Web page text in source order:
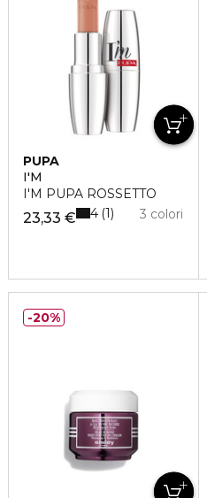
PUPA
I'M
I'M PUPA ROSSETTO
23,33 € 3 colori
4 1
20%